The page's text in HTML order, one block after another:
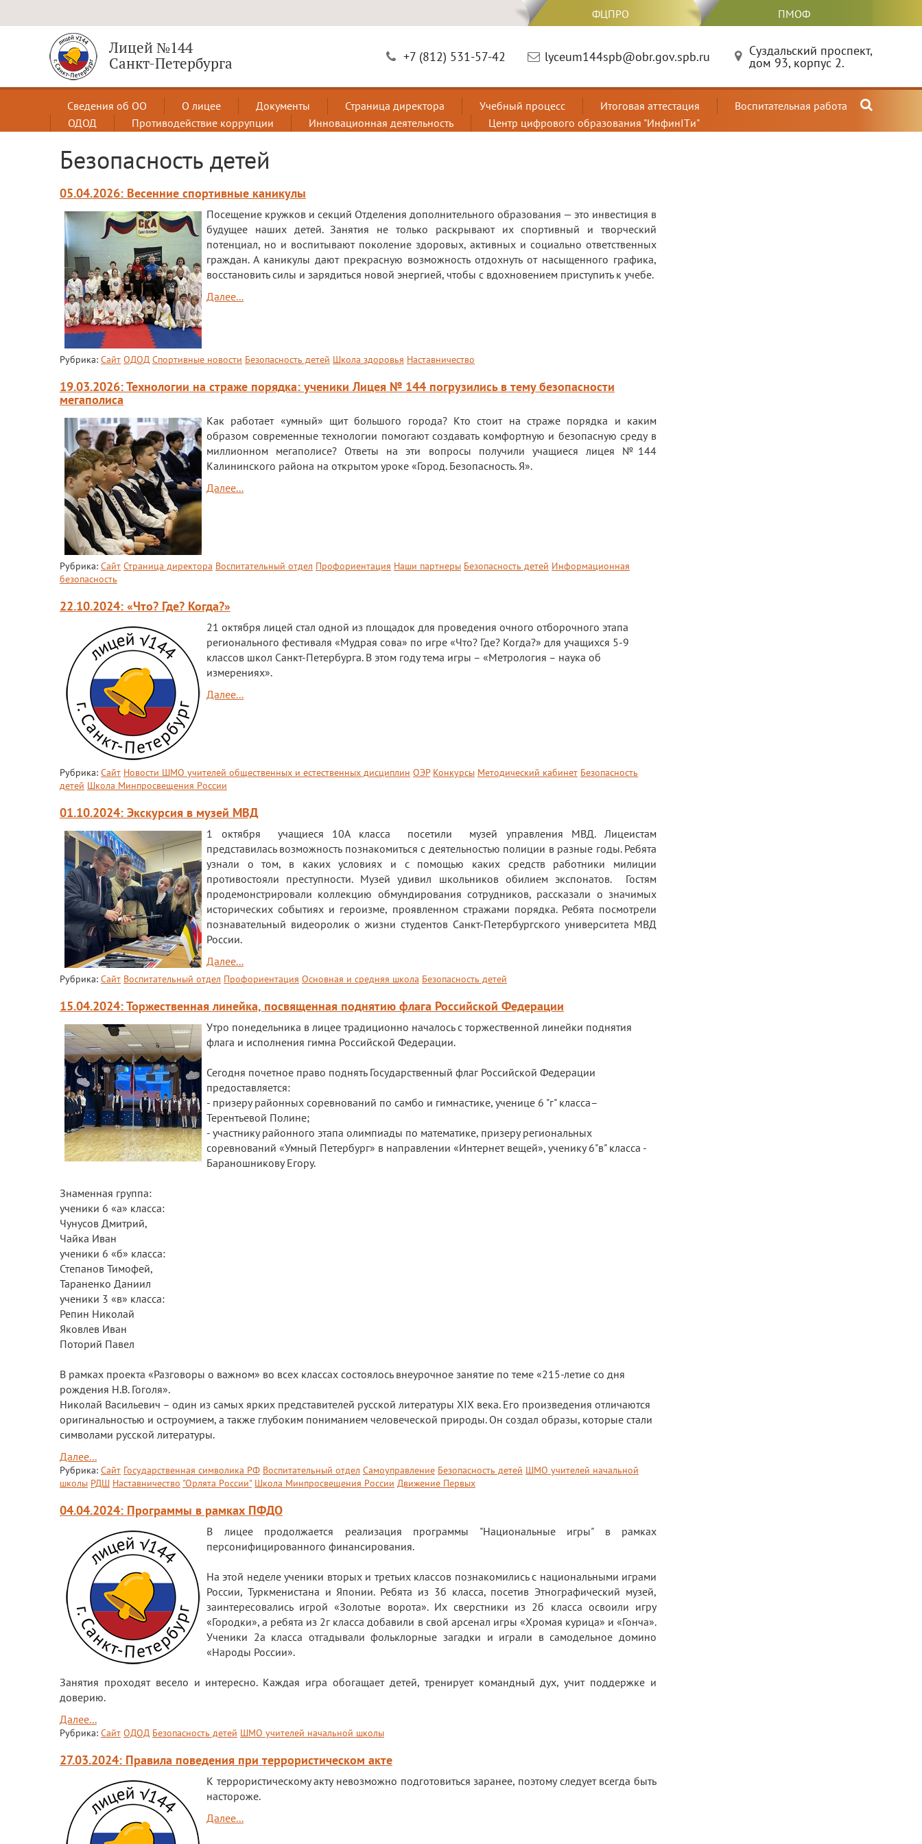
ФЦПРО ПМОФ
Лицей №144
Санкт-Петербурга
+7 (812) 531-57-42 lyceum144spb@obr.gov.spb.ru Суздальский проспект,
дом 93, корпус 2.
Сведения об ОО О лицее Документы Страница директора Учебный процесс Итоговая аттестация
Воспитательная работа
ОДОД
Противодействие коррупции Инновационная деятельность Центр цифрового образования "ИнфинITи"
Безопасность детей
05.04.2026: Весенние спортивные каникулы
Посещение кружков и секций Отделения дополнительного образования — это инвестиция в
будущее наших детей. Занятия не только раскрывают их спортивный и творческий
потенциал, но и воспитывают поколение здоровых, активных и социально ответственных
граждан. А каникулы дают прекрасную возможность отдохнуть от насыщенного графика,
восстановить силы и зарядиться новой энергией, чтобы с вдохновением приступить к учебе.
Далее...
Рубрика: Сайт ОДОД Спортивные новости Безопасность детей Школа здоровья Наставничество
19.03.2026: Технологии на страже порядка: ученики Лицея № 144 погрузились в тему безопасности
мегаполиса
Как работает «умный» щит большого города? Кто стоит на страже порядка и каким
образом современные технологии помогают создавать комфортную и безопасную среду в
миллионном мегаполисе? Ответы на эти вопросы получили учащиеся лицея №144
Калининского района на открытом уроке «Город. Безопасность. Я».
Далее...
Рубрика: Сайт Страница директора Воспитательный отдел Профориентация Наши партнеры Безопасность детей Информационная
безопасность
22.10.2024: «Что? Где? Когда?»
21 октября лицей стал одной из площадок для проведения очного отборочного этапа
регионального фестиваля «Мудрая сова» по игре «Что? Где? Когда?» для учащихся 5-9
классов школ Санкт-Петербурга. В этом году тема игры – «Метрология – наука об
измерениях».
Далее...
Рубрика: Сайт Новости ШМО учителей общественных и естественных дисциплин ОЭР Конкурсы Методический кабинет Безопасность
детей Школа Минпросвещения России
01.10.2024: Экскурсия в музей МВД
1 октября учащиеся 10А класса посетили музей управления МВД. Лицеистам
представилась возможность познакомиться с деятельностью полиции в разные годы. Ребята
узнали о том, в каких условиях и с помощью каких средств работники милиции
противостояли преступности. Музей удивил школьников обилием экспонатов. Гостям
продемонстрировали коллекцию обмундирования сотрудников, рассказали о значимых
исторических событиях и героизме, проявленном стражами порядка. Ребята посмотрели
познавательный видеоролик о жизни студентов Санкт-Петербургского университета МВД
России.
Далее...
Рубрика: Сайт Воспитательный отдел Профориентация Основная и средняя школа Безопасность детей
15.04.2024: Торжественная линейка, посвященная поднятию флага Российской Федерации
Утро понедельника в лицее традиционно началось с торжественной линейки поднятия
флага и исполнения гимна Российской Федерации.
Сегодня почетное право поднять Государственный флаг Российской Федерации
предоставляется:
- призеру районных соревнований по самбо и гимнастике, ученице 6 "г" класса–
Терентьевой Полине;
- участнику районного этапа олимпиады по математике, призеру региональных
соревнований «Умный Петербург» в направлении «Интернет вещей», ученику 6"в" класса -
Бараношникову Егору.
Знаменная группа:
ученики 6 «а» класса:
Чунусов Дмитрий,
Чайка Иван
ученики 6 «б» класса:
Степанов Тимофей,
Тараненко Даниил
ученики 3 «в» класса:
Репин Николай
Яковлев Иван
Поторий Павел
В рамках проекта «Разговоры о важном» во всех классах состоялось внеурочное занятие по теме «215-летие со дня
рождения Н.В. Гоголя».
Николай Васильевич – один из самых ярких представителей русской литературы XIX века. Его произведения отличаются
оригинальностью и остроумием, а также глубоким пониманием человеческой природы. Он создал образы, которые стали
символами русской литературы.
Далее...
Рубрика: Сайт Государственная символика РФ Воспитательный отдел Самоуправление Безопасность детей ШМО учителей начальной
школы РДШ Наставничество "Орлята России" Школа Минпросвещения России Движение Первых
04.04.2024: Программы в рамках ПФДО
В лицее продолжается реализация программы "Национальные игры" в рамках
персонифицированного финансирования.
На этой неделе ученики вторых и третьих классов познакомились с национальными играми
России, Туркменистана и Японии. Ребята из 3б класса, посетив Этнографический музей,
заинтересовались игрой «Золотые ворота». Их сверстники из 2б класса освоили игру
«Городки», а ребята из 2г класса добавили в свой арсенал игры «Хромая курица» и «Гонча».
Ученики 2а класса отгадывали фольклорные загадки и играли в самодельное домино
«Народы России».
Занятия проходят весело и интересно. Каждая игра обогащает детей, тренирует командный дух, учит поддержке и
доверию.
Далее...
Рубрика: Сайт ОДОД Безопасность детей ШМО учителей начальной школы
27.03.2024: Правила поведения при террористическом акте
К террористическому акту невозможно подготовиться заранее, поэтому следует всегда быть
настороже.
Далее...